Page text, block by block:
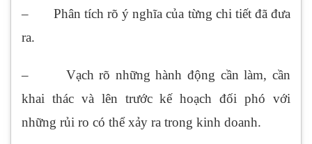
– Phân tích rõ ý nghĩa của từng chi tiết đã đưa
ra.
– Vạch rõ những hành động cần làm, cần
khai thác và lên trước kế hoạch đối phó với
những rủi ro có thể xảy ra trong kinh doanh.